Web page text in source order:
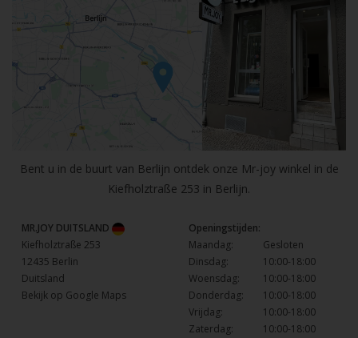
Bent u in de buurt van Berlijn ontdek onze Mr-joy winkel in de
Kiefholztraße 253 in Berlijn.
MR.JOY DUITSLAND
Kiefholztraße 253
12435 Berlin
Duitsland
Bekijk op Google Maps
Openingstijden:
Maandag:
Gesloten
Dinsdag:
10:00-18:00
Woensdag:
10:00-18:00
Donderdag:
10:00-18:00
Vrijdag:
10:00-18:00
Zaterdag:
10:00-18:00